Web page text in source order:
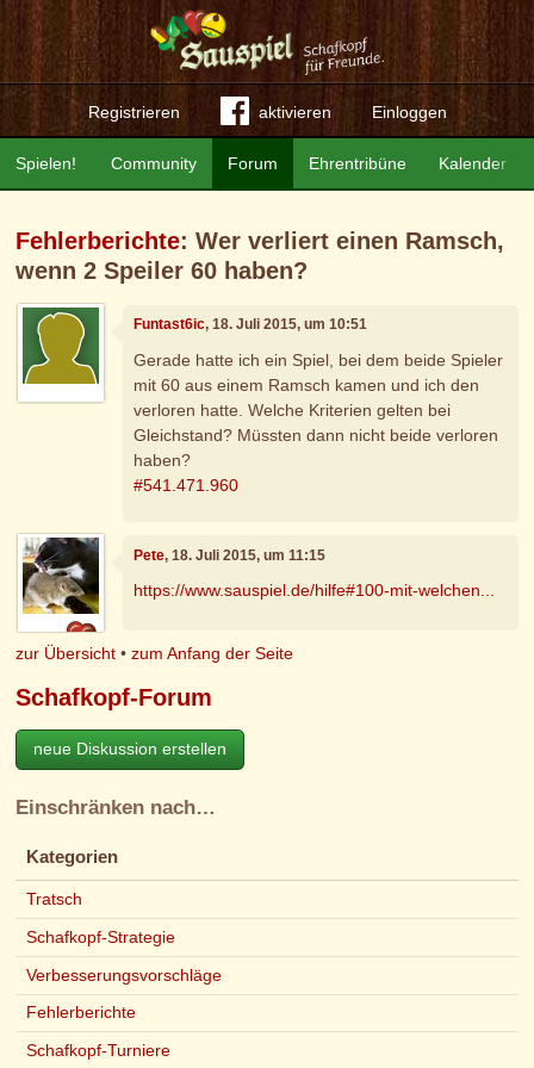
Registrieren aktivieren Einloggen
Community Forum Ehrentribüne Kalender
Spielen!
Fehlerberichte: Wer verliert einen Ramsch,
wenn 2 Speiler 60 haben?
Funtast6ic, 18. Juli 2015, um 10:51
Gerade hatte ich ein Spiel, bei dem beide Spieler
mit 60 aus einem Ramsch kamen und ich den
verloren hatte. Welche Kriterien gelten bei
Gleichstand? Müssten dann nicht beide verloren
haben?
#541.471.960
Pete, 18. Juli 2015, um 11:15
https://www.sauspiel.de/hilfe#100-mit-welchen...
zur Übersicht •zum Anfang der Seite
Schafkopf-Forum
neue Diskussion erstellen
Einschränken nach…
Kategorien
Tratsch
Schafkopf-Strategie
Verbesserungsvorschläge
Fehlerberichte
Schafkopf-Turniere